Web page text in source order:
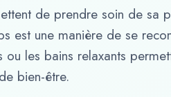
de prendre soin de sa
est une manière de se
les bains relaxants
bien-être.